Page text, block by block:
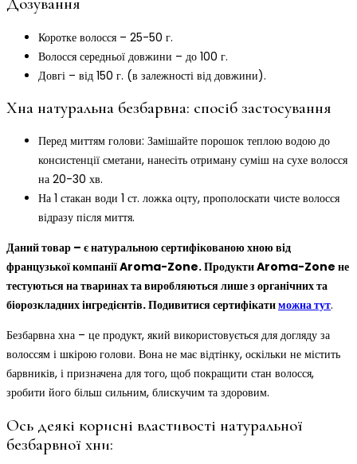
Коротке волосся – 25-50 г.
Волосся середньої довжини – до 100 г.
Довгі – від 150 г. (в залежності від довжини).
Хна натуральна безбарвна: спосіб застосування
Перед миттям голови: Замішайте порошок теплою водою до
консистенції сметани, нанесіть отриману суміш на сухе волосся
на 20-30 хв.
На 1 стакан води 1 ст. ложка оцту, прополоскати чисте волосся
відразу після миття.
Даний товар – є натуральною сертифікованою хною від
французької компанії Aroma-Zone. Продукти Aroma-Zone не
тестуються на тваринах та виробляються лише з органічних та
біорозкладних інгредієнтів. Подивитися сертифікатиможна тут.
Безбарвна хна – це продукт, який використовується для догляду за
волоссям і шкірою голови. Вона не має відтінку, оскільки не містить
барвників, і призначена для того, щоб покращити стан волосся,
зробити його більш сильним, блискучим та здоровим.
Ось деякі корисні властивості натуральної
безбарвної хни: